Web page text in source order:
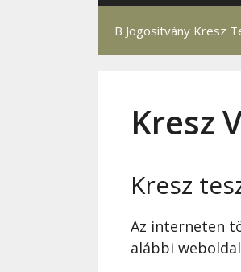
B Jogositvány Kresz
Kresz
Kresz
Az interneten
alábbi